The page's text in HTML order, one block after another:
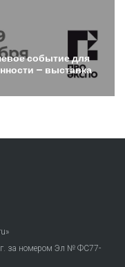
событиедля
– выставка
г. за номером Эл № ФС77-